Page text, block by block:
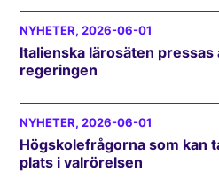
NYHETER, 2026-06-01
Italienska lärosäten pressas
regeringen
NYHETER, 2026-06-01
Högskolefrågorna som kan
plats i valrörelsen